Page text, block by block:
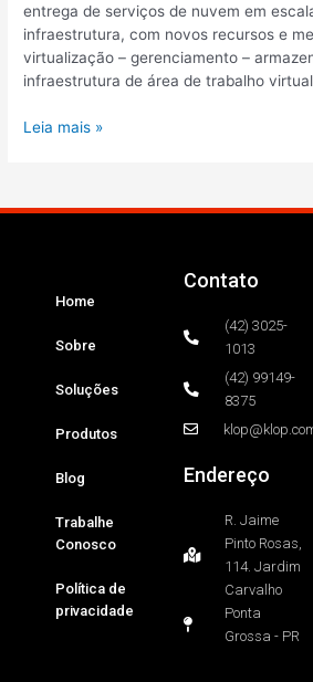
entrega de serviços de nuvem em
infraestrutura, com novos recursos e
virtualização – gerenciamento –
infraestrutura de área de trabalho
Leia mais »
Home
Sobre
Soluções
Produtos
Blog
Trabalhe
Conosco
Política de
privacidade
Contato
(42) 3025-
1013
(42) 99149-
8375
Endereço
R. Jaime
Pinto Rosas,
114. Jardim
Carvalho
Ponta
Grossa - PR